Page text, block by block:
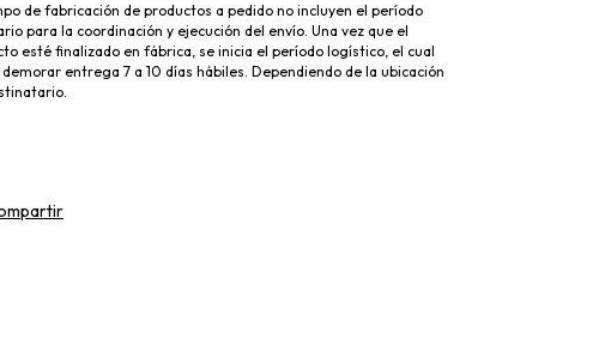
de fabricación de productos a pedido no incluyen el período
para la coordinación y ejecución del envío. Una vez que el
esté finalizado en fábrica, se inicia el período logístico, el cual
entrega 7 a 10 días hábiles. Dependiendo de la ubicación